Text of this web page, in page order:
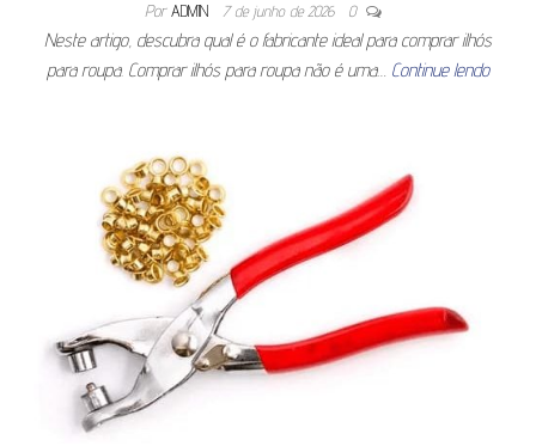
Por ADMIN 7 de junho de 2026 0
Neste artigo, descubra qual é o fabricante ideal para comprar ilhós
para roupa. Comprar ilhós para roupa não é uma… Continue lendo